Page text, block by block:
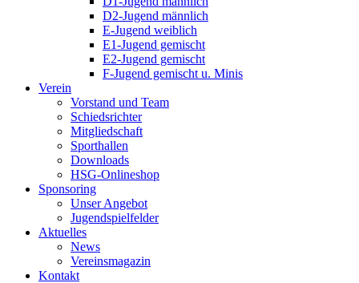
D2-Jugend männlich
E-Jugend weiblich
E1-Jugend gemischt
E2-Jugend gemischt
F-Jugend gemischt u. Minis
Verein
Vorstand und Team
Schiedsrichter
Mitgliedschaft
Sporthallen
Downloads
HSG-Onlineshop
Sponsoring
Unser Angebot
Jugendspielfelder
Aktuelles
News
Vereinsmagazin
Kontakt